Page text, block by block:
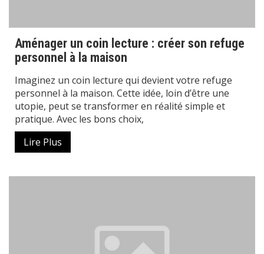
Aménager un coin lecture : créer son refuge
personnel à la maison
Imaginez un coin lecture qui devient votre refuge
personnel à la maison. Cette idée, loin d’être une
utopie, peut se transformer en réalité simple et
pratique. Avec les bons choix,
Lire Plus